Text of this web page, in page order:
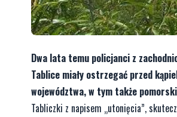
Dwa lata temu policjanci z
Tablice miały ostrzegać przed
województwa, w tym także
Tabliczki z napisem „utonięcia”,